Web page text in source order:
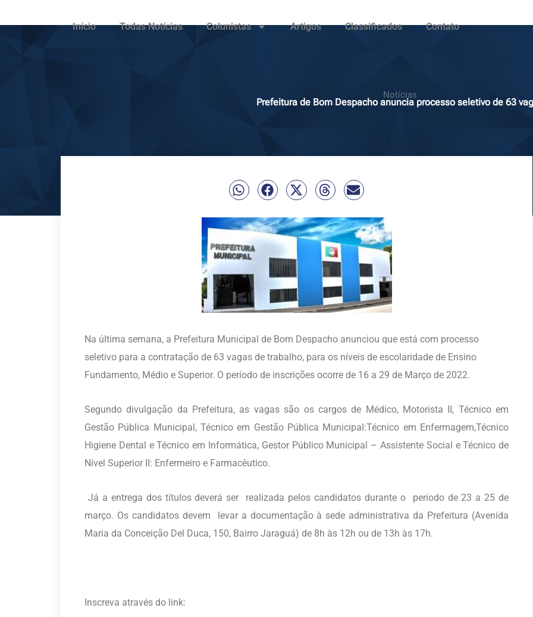
Início Todas Notícias Colunistas Artigos Classificados Contato
Notícias
Prefeitura de Bom Despacho anuncia processo seletivo de 63
Na última semana, a Prefeitura Municipal de Bom Despacho anunciou que está com processo
seletivo para a contratação de 63 vagas de trabalho, para os níveis de escolaridade de Ensino
Fundamento, Médio e Superior. O período de inscrições ocorre de 16 a 29 de Março de 2022.
Segundo divulgação da Prefeitura, as vagas são os cargos de Médico, Motorista II, Técnico em
Gestão Pública Municipal, Técnico em Gestão Pública Municipal:Técnico em Enfermagem,Técnico
Higiene Dental e Técnico em Informática, Gestor Público Municipal – Assistente Social e Técnico de
Nível Superior II: Enfermeiro e Farmacêutico.
Já a entrega dos títulos deverá ser realizada pelos candidatos durante o período de 23 a 25 de
março. Os candidatos devem levar a documentação à sede administrativa da Prefeitura (Avenida
Maria da Conceição Del Duca, 150, Bairro Jaraguá) de 8h às 12h ou de 13h às 17h.
Inscreva através do link: